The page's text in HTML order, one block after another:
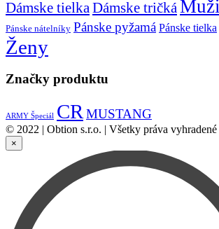
Dámske tielka Dámske tričká Muži
Pánske nátelníky Pánske pyžamá Pánske tielka
Ženy
Značky produktu
ARMY Špeciál CR MUSTANG
© 2022 | Obtion s.r.o. | Všetky práva vyhradené
×